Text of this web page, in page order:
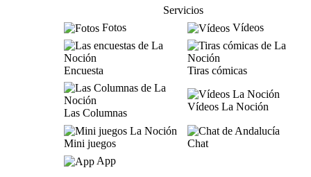
Servicios
Fotos
Vídeos
Encuesta Tiras cómicas
Las Columnas
Vídeos La Noción
Mini juegos
Chat
App